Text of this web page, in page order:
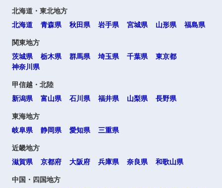
岡山県 広島県
山口県 徳島県
香川県
福岡県
北海道・東北地方
北海道
青森県 秋田県 岩手県 宮城県 山形県 福島県
関東地方
茨城県
栃木県 群馬県 埼玉県 千葉県
東京都
神奈川県
甲信越・北陸
新潟県
富山県 石川県 福井県 山梨県 長野県
東海地方
岐阜県
静岡県 愛知県 三重県
近畿地方
滋賀県
京都府 大阪府 兵庫県 奈良県 和歌山県
中国・四国地方